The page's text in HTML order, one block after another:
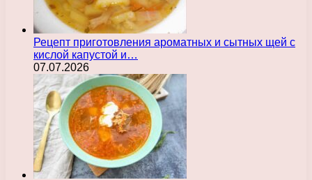
Рецепт приготовления ароматных и сытных щей с
кислой капустой и…
07.07.2026